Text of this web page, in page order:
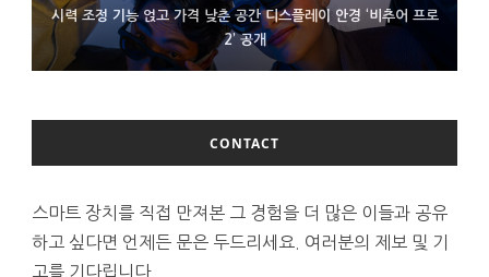
시력 조정 기능 얹고 가격 낮춘 공간 디스플레이 안경 ‘비추어 프로
2’ 공개
D램 부족에 10억달러어치 아이폰18 프로세서 패키징 대기 중
300~400달러 반지형 스피커 준비하는 오픈AI
CONTACT
스마트 장치를 직접 만져본 그 경험을 더 많은 이들과 공유
하고 싶다면 언제든 문은 두드리세요. 여러분의 제보 및 기
고를 기다립니다.